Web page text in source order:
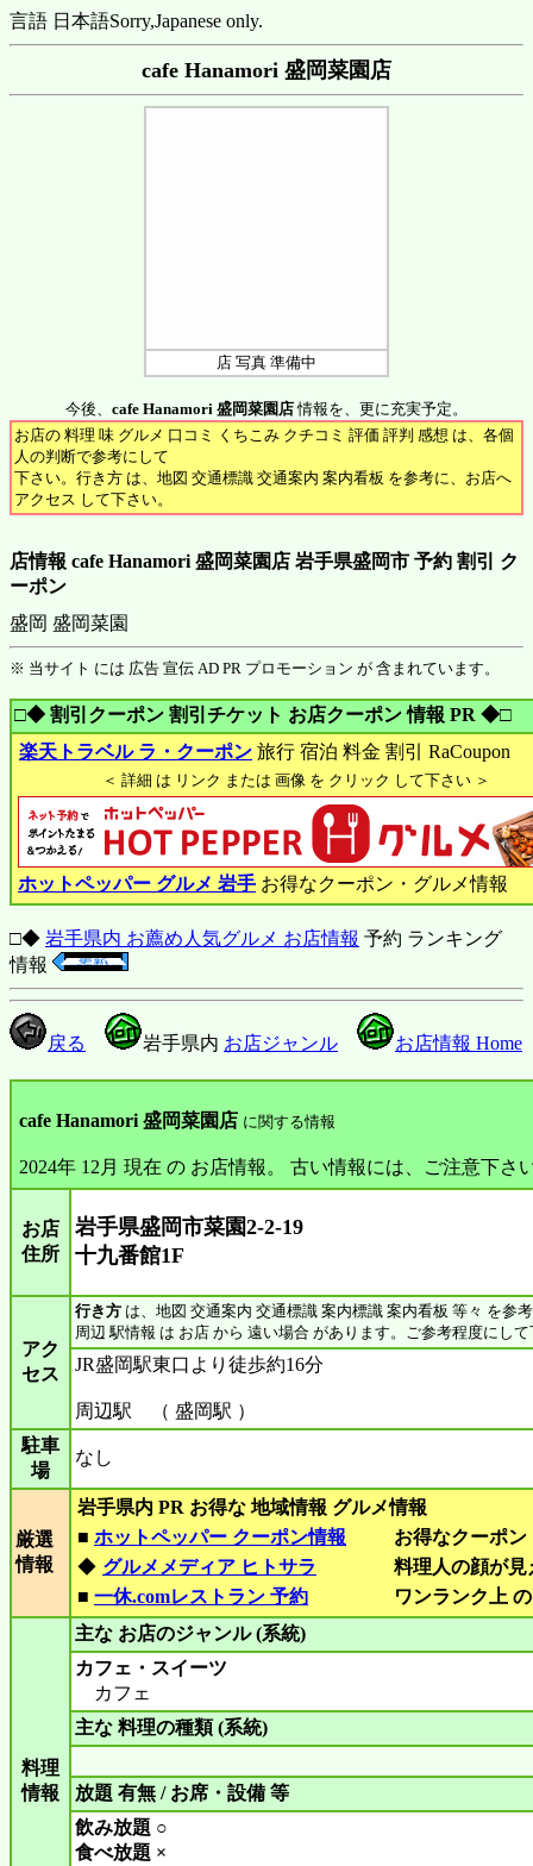
言語 日本語Sorry,Japanese only.
cafe Hanamori 盛岡菜園店
店 写真 準備中
今後、 cafe Hanamori 盛岡菜園店情報を、更に充実予定。
お店の 料理 味 グルメ 口コミ くちこみ クチコミ 評価 評判 感想 は、各個
人の判断で参考にして
下さい。行き方 は、地図 交通標識 交通案内 案内看板 を参考に、お店へ
アクセス して下さい。
店情報 cafe Hanamori 盛岡菜園店 岩手県盛岡市 予約 割引 ク
ーポン
盛岡 盛岡菜園
※ 当サイト には 広告 宣伝 AD PR プロモーション が 含まれています。
□◆ 割引クーポン 割引チケット お店クーポン 情報 PR ◆□
楽天トラベル ラ・クーポン 旅行 宿泊 料金 割引 RaCoupon
＜ 詳細 は リンク または 画像 を クリック して下さい ＞
ホットペッパー グルメ 岩手 お得なクーポン・グルメ情報
□◆ 岩手県内 お薦め人気グルメ お店情報 予約 ランキング
情報
戻る 岩手県内 お店ジャンル お店情報 Home
cafe Hanamori 盛岡菜園店 に関する情報
2024年 12月 現在 の お店情報。 古い情報には、ご注意下さ
お店
住所
岩手県盛岡市菜園2-2-19
十九番館1F
アク
セス
行き方 は、地図 交通案内 交通標識 案内標識 案内看板 等々 を参
周辺 駅情報 は お店 から 遠い場合 があります。ご参考程度にし
JR盛岡駅東口より徒歩約16分
周辺駅 （ 盛岡駅 ）
駐車
場
なし
厳選
情報
岩手県内 PR お得な 地域情報 グルメ情報
■ ホットペッパー クーポン情報
お得なクーポ
◆ グルメメディア ヒトサラ
料理人の顔が
■ 一休.comレストラン 予約 ワンランク上
料理
情報
主な お店のジャンル (系統)
カフェ・スイーツ
カフェ
主な 料理の種類 (系統)
放題 有無 / お席・設備 等
飲み放題 ○
食べ放題 ×